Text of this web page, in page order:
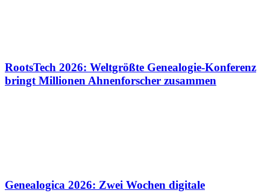
RootsTech 2026: Weltgrößte Genealogie-Konferenz
bringt Millionen Ahnenforscher zusammen
Genealogica 2026: Zwei Wochen digitale